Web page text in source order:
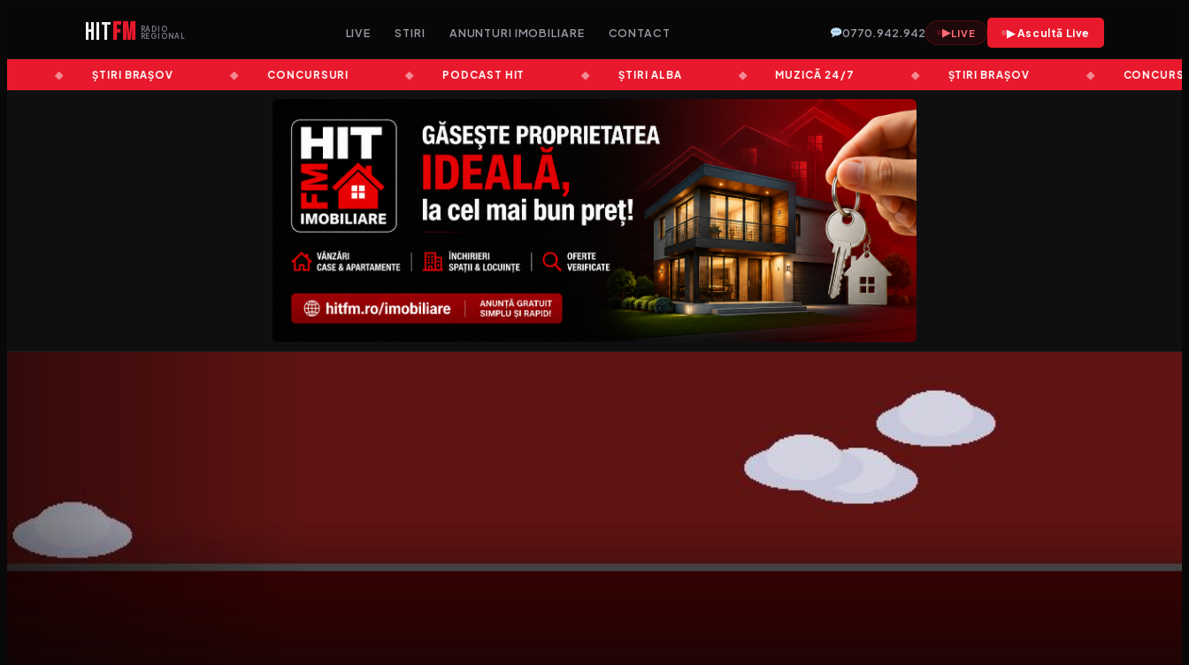
HITFM
RADIO
REGIONAL
LIVE STIRI ANUNTURI IMOBILIARE CONTACT 0770.942.942 ▶LIVE ▶ Ascultă Live
ȘTIRI BRAȘOV CONCURSURI PODCAST HIT ȘTIRI ALBA MUZICĂ 24/7 ȘTIRI BRAȘOV CONCURSURI